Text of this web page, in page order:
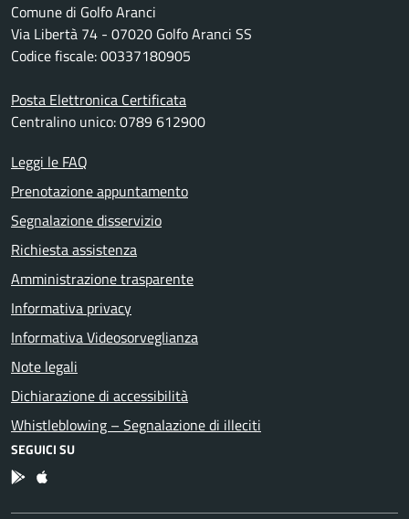
Comune di Golfo Aranci
Via Libertà 74 - 07020 Golfo Aranci SS
Codice fiscale: 00337180905
Posta Elettronica Certificata
Centralino unico: 0789 612900
Leggi le FAQ
Prenotazione appuntamento
Segnalazione disservizio
Richiesta assistenza
Amministrazione trasparente
Informativa privacy
Informativa Videosorveglianza
Note legali
Dichiarazione di accessibilità
Whistleblowing – Segnalazione di illeciti
SEGUICI SU
App Android
App IOS